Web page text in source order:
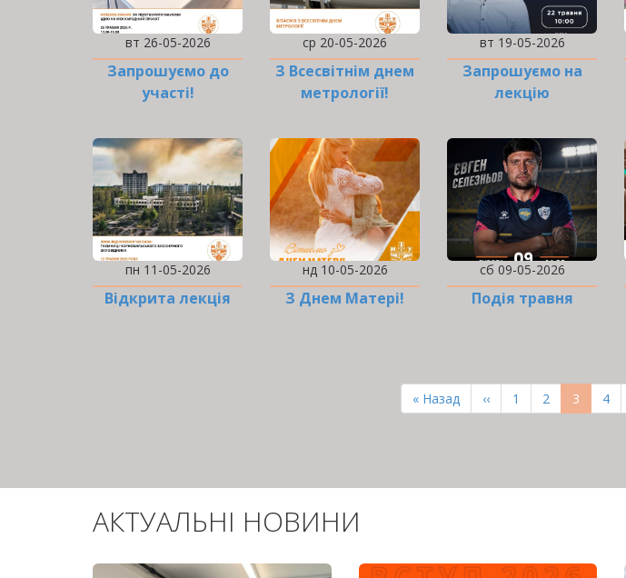
вт 26-05-2026
Запрошуємо до
участі!
ср 20-05-2026
З Всесвітнім днем
метрології!
вт 19-05-2026
Запрошуємо на
лекцію
пн 11-05-2026
Відкрита лекція
нд 10-05-2026
З Днем Матері!
сб 09-05-2026
Подія травня
Перша
сторінка
« Назад
Попередня
сторінка
‹‹ Page
1 Page
2
Поточна
сторінка
3 Page
4
АКТУАЛЬНІ НОВИНИ